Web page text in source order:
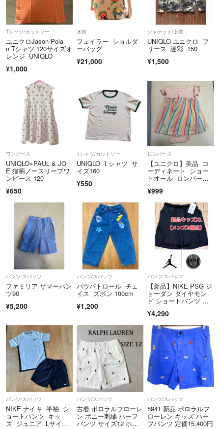
せていただきます。配送は基本ラクマパックにしておりますのでそちら
の規定にて取扱させていただいております 配送の仕方にご希望がある
場合、料金上乗せにはなりますがご購入前にご相談ください。
◎最後に一部の商品は他のサイトでも出品しております。
また他のサイトで売れた場合予告なく取り下げますので予めご了承くだ
さい。
Tシャツ/カットソー
ユニクロJason Pola
n Tシャツ 120サイズオ
レンジ UNIQLO
¥1,000
水筒
フェイラー ショルダ
ーバッグ
¥21,000
ジャケット/上着
UNIQLO ユニクロ フ
リース 迷彩 150
¥1,500
ワンピース
UNIQLO×PAUL & JO
E 猫柄ノースリーブワ
ンピース 120
¥650
Tシャツ/カットソー
UNIQLO Ｔシャツ サ
イズ160
¥550
ロンパース
【ユニクロ】美品 コ
ーディネート ショー
トオール ロンパー
¥999
パンツ/スパッツ
ファミリア サマーパン
ツ90
¥5,200
パンツ/スパッツ
パウパトロール チェ
イス ズボン 100cm
¥1,200
パンツ/スパッツ
【新品】NIKE PSG ジ
ョーダン ダイヤモン
ド ショートパンツ キ
Q5944
¥4,290
パンツ/スパッツ
NIKE ナイキ 半袖 シ
ョートパンツ キッ
ズ ジュニア Lサイ
パンツ/スパッツ
古着 ポロラルフローレ
ン ポニー刺繍 ハーフ
パンツ サイズ12 ホワ
パンツ/スパッツ
5941 新品 ポロラルフ
ローレン キッズ ハー
フパンツ 定価15,400円